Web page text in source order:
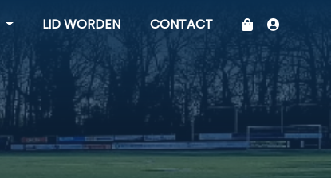
LID WORDEN CONTACT